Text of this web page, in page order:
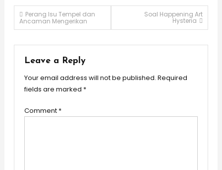
Post
Perang Isu Tempel dan
Ancaman Mengerikan
Soal Happening Art
Hysteria
Leave a Reply
Your email address will not be published. Required
fields are marked *
Comment *